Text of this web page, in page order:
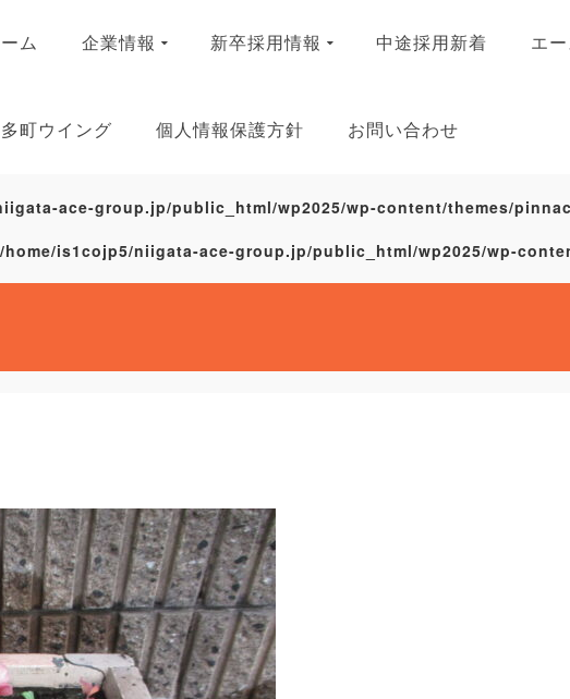
ム 企業情報 新卒採用情報 中途採用新着 エ
町ウイング 個人情報保護方針 お問い合わせ
ace-group.jp/public_html/wp2025/wp-content/themes/
/home/is1cojp5/niigata-ace-group.jp/public_html/wp2025/wp-